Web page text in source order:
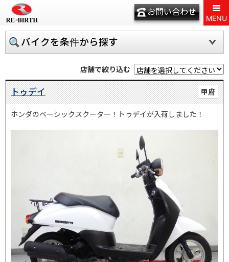
お問い合わせ
MENU
バイクを条件から探す
店舗で絞り込む
甲府
トゥデイ
ホンダのベーシックスクーター！トゥデイが入荷しました！